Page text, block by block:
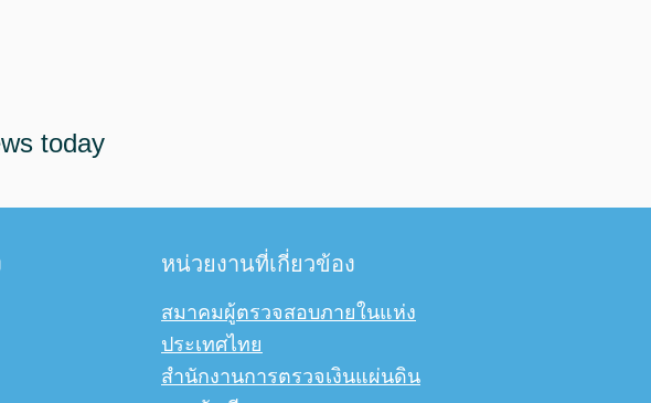
today
หน่วยงานที่เกี่ยวข้อง
สมาคมผู้ตรวจสอบภายในแห่ง
ประเทศไทย
สำนักงานการตรวจเงินแผ่นดิน